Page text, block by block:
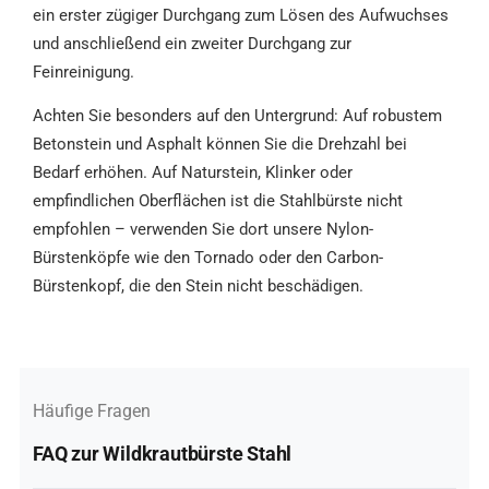
ein erster zügiger Durchgang zum Lösen des Aufwuchses
und anschließend ein zweiter Durchgang zur
Feinreinigung.
Achten Sie besonders auf den Untergrund: Auf robustem
Betonstein und Asphalt können Sie die Drehzahl bei
Bedarf erhöhen. Auf Naturstein, Klinker oder
empfindlichen Oberflächen ist die Stahlbürste nicht
empfohlen – verwenden Sie dort unsere Nylon-
Bürstenköpfe wie den Tornado oder den Carbon-
Bürstenkopf, die den Stein nicht beschädigen.
Häufige Fragen
FAQ zur Wildkrautbürste Stahl